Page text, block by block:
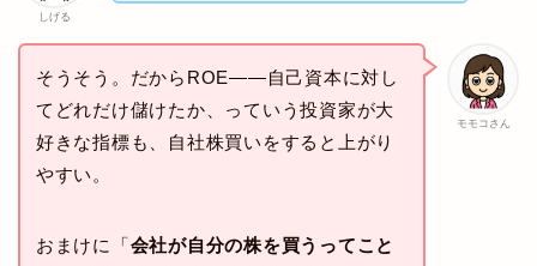
しげる
モモコさん
そうそう。だからROE——自己資本に対し
てどれだけ儲けたか、っていう投資家が大
好きな指標も、自社株買いをすると上がり
やすい。
おまけに「会社が自分の株を買うってこと